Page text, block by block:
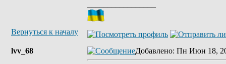
Вернуться к началу
lvv_68 Добавлено: Пн Июн 18,